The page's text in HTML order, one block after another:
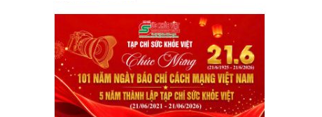
nhân dân